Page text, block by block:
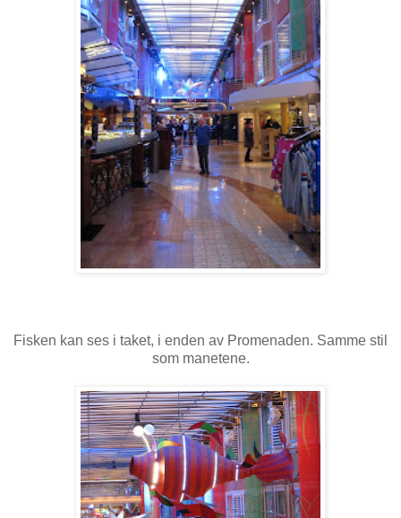
Fisken kan ses i taket, i enden av Promenaden. Samme stil
som manetene.